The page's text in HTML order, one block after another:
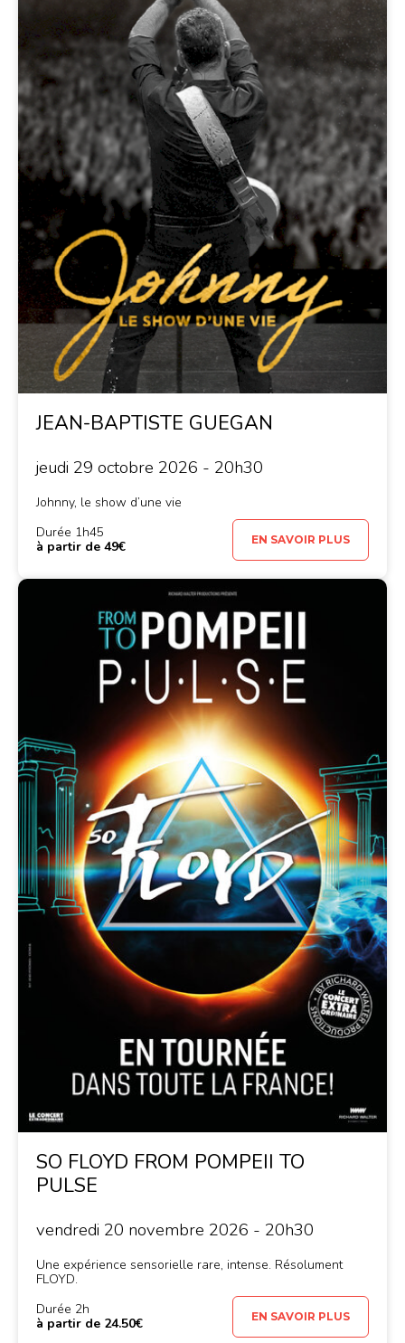
JEAN-BAPTISTE GUEGAN
jeudi 29 octobre 2026 - 20h30
Johnny, le show d’une vie
Durée 1h45
à partir de 49€
EN SAVOIR PLUS
SO FLOYD FROM POMPEII TO
PULSE
vendredi 20 novembre 2026 - 20h30
Une expérience sensorielle rare, intense. Résolument
FLOYD.
Durée 2h
à partir de 24.50€
EN SAVOIR PLUS